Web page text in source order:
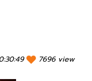
7696 view